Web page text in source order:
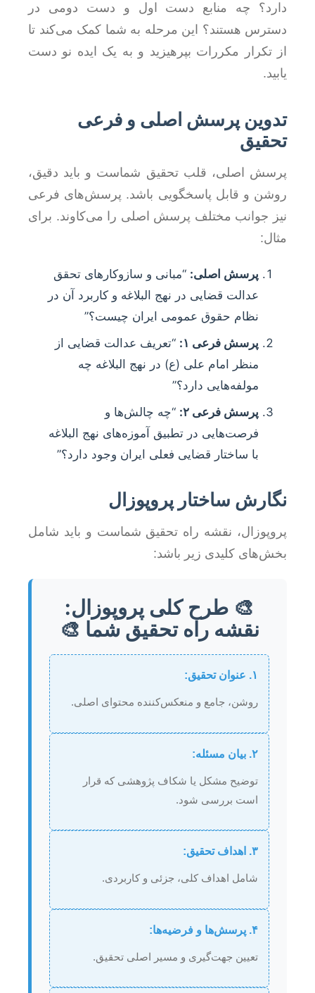
دارد؟ چه منابع دست اول و دست دومی در
دسترس هستند؟ این مرحله به شما کمک می‌کند تا
از تکرار مکررات بپرهیزید و به یک ایده نو دست
یابید.
تدوین پرسش اصلی و فرعی
تحقیق
پرسش اصلی، قلب تحقیق شماست و باید دقیق،
روشن و قابل پاسخگویی باشد. پرسش‌های فرعی
نیز جوانب مختلف پرسش اصلی را می‌کاوند. برای
مثال:
پرسش اصلی: “مبانی و سازوکارهای تحقق
عدالت قضایی در نهج البلاغه و کاربرد آن در
نظام حقوق عمومی ایران چیست؟”
پرسش فرعی ۱:
“تعریف عدالت قضایی از
منظر امام علی (ع) در نهج البلاغه چه
مولفه‌هایی دارد؟”
پرسش فرعی ۲:
“چه چالش‌ها و
فرصت‌هایی در تطبیق آموزه‌های نهج البلاغه
با ساختار قضایی فعلی ایران وجود دارد؟”
نگارش ساختار پروپوزال
پروپوزال، نقشه راه تحقیق شماست و باید شامل
بخش‌های کلیدی زیر باشد:
🎨 طرح کلی پروپوزال:
نقشه راه تحقیق شما 🎨
۱. عنوان تحقیق:
روشن، جامع و منعکس‌کننده محتوای اصلی.
۲. بیان مسئله:
توضیح مشکل یا شکاف پژوهشی که قرار
است بررسی شود.
۳. اهداف تحقیق:
شامل اهداف کلی، جزئی و کاربردی.
۴. پرسش‌ها و فرضیه‌ها:
تعیین جهت‌گیری و مسیر اصلی تحقیق.